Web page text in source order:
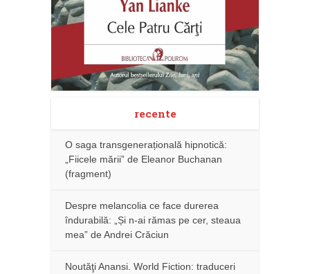
recente
O saga transgenerațională hipnotică:
„Fiicele mării” de Eleanor Buchanan
(fragment)
Despre melancolia ce face durerea
îndurabilă: „Și n-ai rămas pe cer, steaua
mea” de Andrei Crăciun
Noutăţi Anansi. World Fiction: traduceri